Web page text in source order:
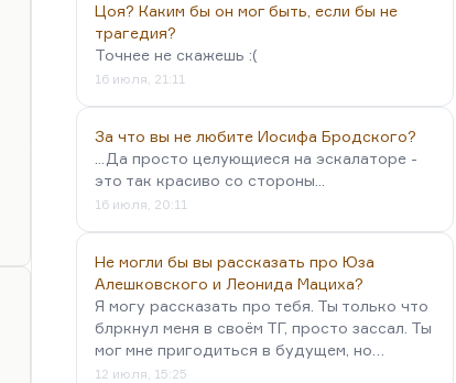
Цоя? Каким бы он мог быть, если бы не
трагедия?
Точнее не скажешь :(
16 июля, 21:11
За что вы не любите Иосифа Бродского?
...Да просто целующиеся на эскалаторе -
это так красиво со стороны...
16 июля, 20:11
Не могли бы вы рассказать про Юза
Алешковского и Леонида Мациха?
Я могу рассказать про тебя. Ты только что
блркнул меня в своём ТГ, просто зассал. Ты
мог мне пригодиться в будущем, но…
12 июля, 15:25